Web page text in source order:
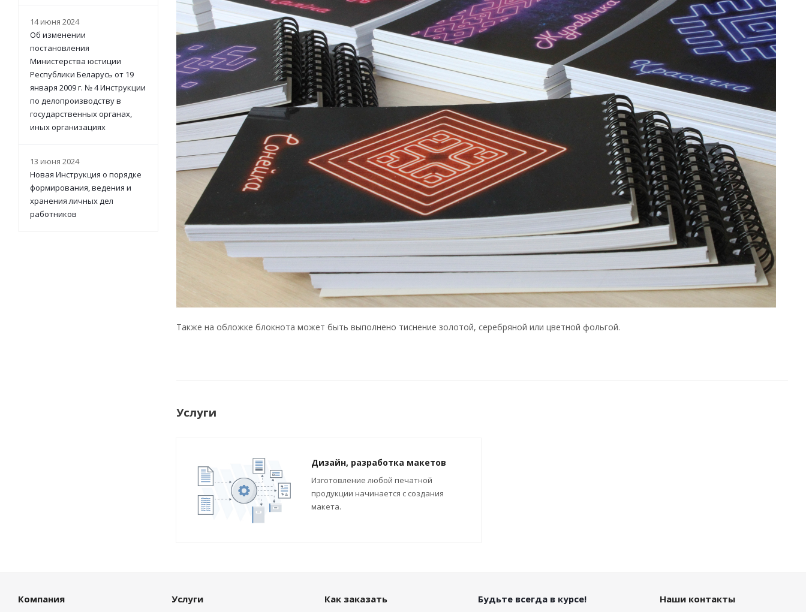
Также на обложке блокнота может быть выполнено тиснение золотой, серебряной или цветной фольгой.
Услуги
Дизайн, разработка макетов
Изготовление любой печатной
продукции начинается с создания
макета.
14 июня 2024
Об изменении
постановления
Министерства юстиции
Республики Беларусь от 19
января 2009 г. № 4 Инструкции
по делопроизводству в
государственных органах,
иных организациях
13 июня 2024
Новая Инструкция о порядке
формирования, ведения и
хранения личных дел
работников
Компания Услуги Как заказать Будьте всегда в курсе! Наши контакты